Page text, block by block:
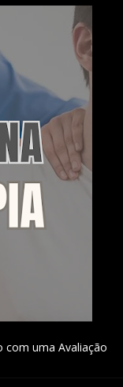
com uma Avaliação